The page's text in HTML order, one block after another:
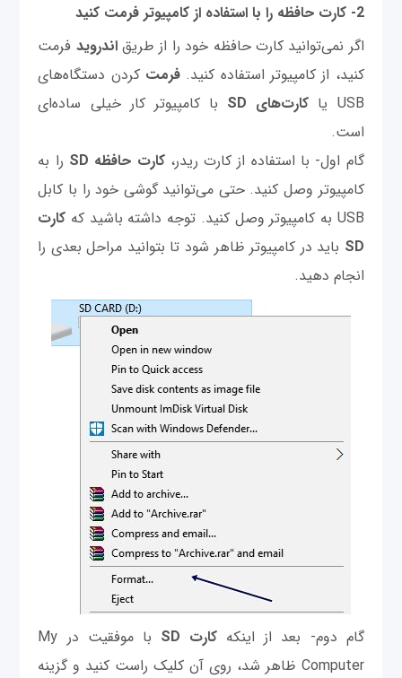
2- کارت حافظه را با استفاده از کامپیوتر فرمت کنید
اگر نمی‌توانید کارت حافظه خود را از طریقاندروید فرمت
کنید، از کامپیوتر استفاده کنید. فرمت کردن دستگاه‌های
USB یا
کارت‌های SD
با کامپیوتر کار خیلی ساده‌ای
است.
گام اول- با استفاده از کارت ریدر،کارت حافظه SD
را به
کامپیوتر وصل کنید. حتی می‌توانید گوشی خود را با کابل
USB به کامپیوتر وصل کنید. توجه داشته باشید که
کارت
SD باید در کامپیوتر ظاهر شود تا بتوانید مراحل بعدی را
انجام دهید.
گام دوم- بعد از اینکه کارت SD
با موفقیت در My
Computer ظاهر شد، روی آن کلیک راست کنید و گزینه